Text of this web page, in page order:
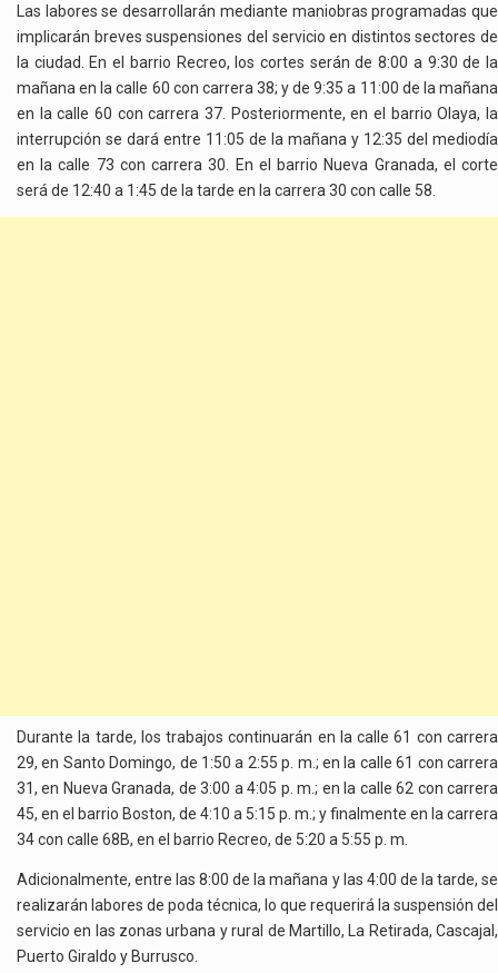
ZONA
RURAL
Las labores se desarrollarán mediante maniobras programadas que
implicarán breves suspensiones del servicio en distintos sectores de
la ciudad. En el barrio Recreo, los cortes serán de 8:00 a 9:30 de la
mañana en la calle 60 con carrera 38; y de 9:35 a 11:00 de la mañana
en la calle 60 con carrera 37. Posteriormente, en el barrio Olaya, la
interrupción se dará entre 11:05 de la mañana y 12:35 del mediodía
en la calle 73 con carrera 30. En el barrio Nueva Granada, el corte
será de 12:40 a 1:45 de la tarde en la carrera 30 con calle 58.
Durante la tarde, los trabajos continuarán en la calle 61 con carrera
29, en Santo Domingo, de 1:50 a 2:55 p. m.; en la calle 61 con carrera
31, en Nueva Granada, de 3:00 a 4:05 p. m.; en la calle 62 con carrera
45, en el barrio Boston, de 4:10 a 5:15 p. m.; y finalmente en la carrera
34 con calle 68B, en el barrio Recreo, de 5:20 a 5:55 p. m.
Adicionalmente, entre las 8:00 de la mañana y las 4:00 de la tarde, se
realizarán labores de poda técnica, lo que requerirá la suspensión del
servicio en las zonas urbana y rural de Martillo, La Retirada, Cascajal,
Puerto Giraldo y Burrusco.